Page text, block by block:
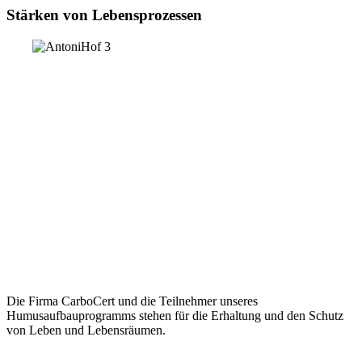
Stärken von Lebensprozessen
Die Firma CarboCert und die Teilnehmer unseres
Humusaufbauprogramms stehen für die Erhaltung und den Schutz
von Leben und Lebensräumen.